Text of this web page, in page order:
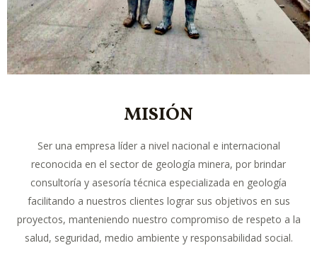
MISIÓN
Ser una empresa líder a nivel nacional e internacional
reconocida en el sector de geología minera, por brindar
consultoría y asesoría técnica especializada en geología
facilitando a nuestros clientes lograr sus objetivos en sus
proyectos, manteniendo nuestro compromiso de respeto a la
salud, seguridad, medio ambiente y responsabilidad social.